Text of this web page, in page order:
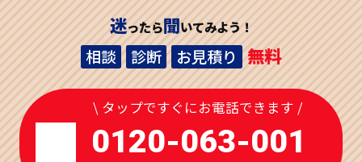
迷ったら聞いてみよう！
相談 診断 お見積り 無料
\ タップですぐにお電話できます /
0120-063-001